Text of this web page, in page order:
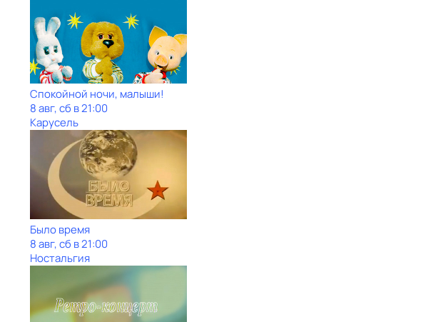
Спокойной ночи, малыши!
8 авг, сб в 21:00
Карусель
Было время
8 авг, сб в 21:00
Ностальгия